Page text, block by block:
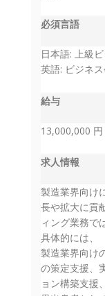
必須言語
日本語: 上級
英語: ビジネ
給与
13,000,000 円
求人情報
製造業界向け
長や拡大に貢
ィング業務で
具体的には、
製造業界向け
の策定支援、
ョン構築支援